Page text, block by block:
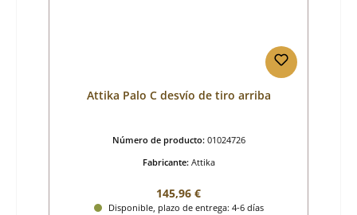
Attika Palo C desvío de tiro arriba
Número de producto: 01024726
Fabricante: Attika
Precio normal:
145,96 €
Disponible, plazo de entrega: 4-6 días